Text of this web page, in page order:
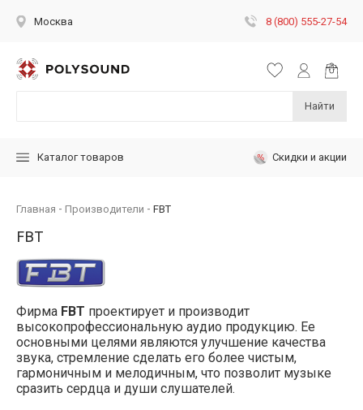
Москва 8 (800) 555-27-54
Найти
Каталог товаров Скидки и акции
Главная Производители FBT
FBT
Фирма FBT проектирует и производит
высокопрофессиональную аудио продукцию. Ее
основными целями являются улучшение качества
звука, стремление сделать его более чистым,
гармоничным и мелодичным, что позволит музыке
сразить сердца и души слушателей.